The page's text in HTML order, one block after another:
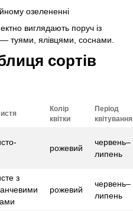
озелененні
виглядають поруч із
туями, ялівцями, соснами.
сортів
Колір
квітки
Період
квітування
рожевий
червень–
липень
з
рожевий
червень–
липень